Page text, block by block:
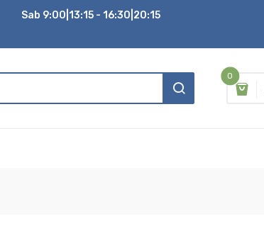
Sab 9:00|13:15 - 16:30|20:15
0